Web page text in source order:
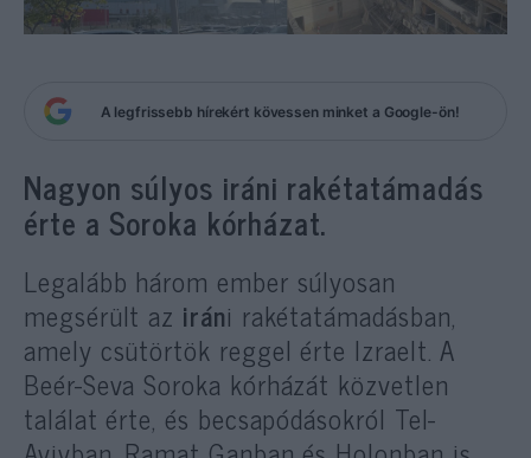
A legfrissebb hírekért kövessen minket a Google-ön!
Nagyon súlyos iráni rakétatámadás
érte a Soroka kórházat.
Legalább három ember súlyosan
megsérült az iráni rakétatámadásban,
amely csütörtök reggel érte Izraelt. A
Beér-Seva Soroka kórházát közvetlen
találat érte, és becsapódásokról Tel-